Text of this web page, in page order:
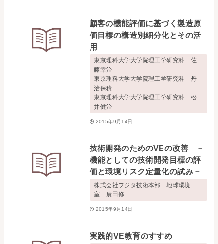
顧客の機能評価に基づく製造原
価目標の構造別細分化とその活
用
東京理科大学大学院理工学研究科 佐
藤幸治
東京理科大学大学院理工学研究科 丹
治保積
東京理科大学大学院理工学研究科 松
井健治
2015年9月14日
技術開発のためのVEの改善 －
機能としての技術開発目標の評
価と環境リスク定量化の試み－
株式会社フジタ技術本部 地球環境
室 廣田修
2015年9月14日
実践的VE教育のすすめ